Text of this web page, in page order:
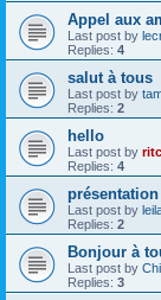
Appel aux
Last post by
Replies: 4
salut à tous
Last post by
Replies: 2
hello
Last post by
Replies: 4
présentation
Last post by
Replies: 2
Bonjour à
Last post by
Replies: 3